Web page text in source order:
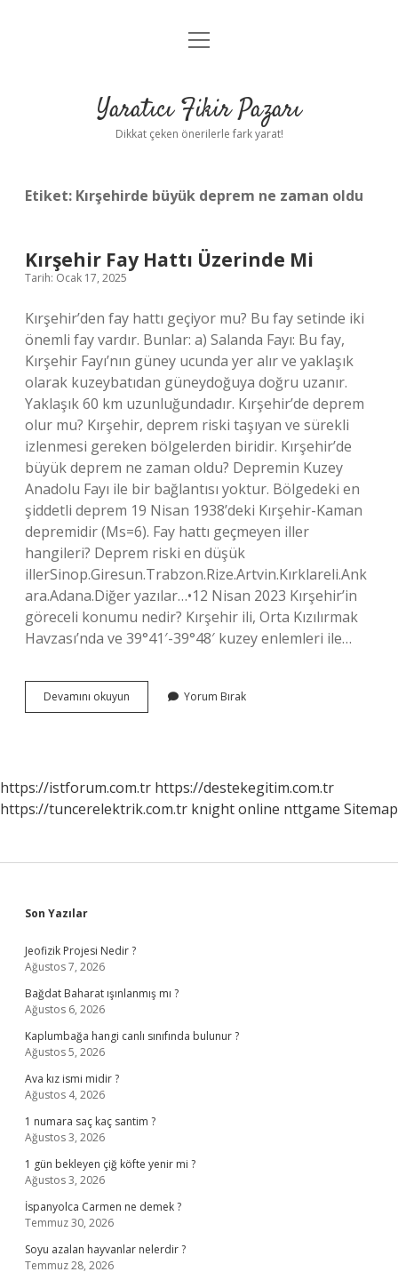
Anasayfa
Yasal Uyarı
menüyü
Yaratıcı Fikir Pazarı
Dikkat çeken önerilerle fark yarat!
Etiket: Kırşehirde büyük deprem ne zaman oldu
Kırşehir Fay Hattı Üzerinde Mi
Tarih: Ocak 17, 2025
Kırşehir’den fay hattı geçiyor mu? Bu fay setinde iki
önemli fay vardır. Bunlar: a) Salanda Fayı: Bu fay,
Kırşehir Fayı’nın güney ucunda yer alır ve yaklaşık
olarak kuzeybatıdan güneydoğuya doğru uzanır.
Yaklaşık 60 km uzunluğundadır. Kırşehir’de deprem
olur mu? Kırşehir, deprem riski taşıyan ve sürekli
izlenmesi gereken bölgelerden biridir. Kırşehir’de
büyük deprem ne zaman oldu? Depremin Kuzey
Anadolu Fayı ile bir bağlantısı yoktur. Bölgedeki en
şiddetli deprem 19 Nisan 1938’deki Kırşehir-Kaman
depremidir (Ms=6). Fay hattı geçmeyen iller
hangileri? Deprem riski en düşük
illerSinop.Giresun.Trabzon.Rize.Artvin.Kırklareli.Ank
ara.Adana.Diğer yazılar…•12 Nisan 2023 Kırşehir’in
göreceli konumu nedir? Kırşehir ili, Orta Kızılırmak
Havzası’nda ve 39°41′-39°48′ kuzey enlemleri ile…
Devamını okuyun
Fay
Yorum Bırak
https://istforum.com.tr https://destekegitim.com.tr
https://tuncerelektrik.com.tr knight online nttgame Sitemap
Sidebar
Son Yazılar
Jeofizik Projesi Nedir ?
Ağustos 7, 2026
Bağdat Baharat ışınlanmış mı ?
Ağustos 6, 2026
Kaplumbağa hangi canlı sınıfında bulunur ?
Ağustos 5, 2026
Ava kız ismi midir ?
Ağustos 4, 2026
1 numara saç kaç santim ?
Ağustos 3, 2026
1 gün bekleyen çiğ köfte yenir mi ?
Ağustos 3, 2026
İspanyolca Carmen ne demek ?
Temmuz 30, 2026
Soyu azalan hayvanlar nelerdir ?
Temmuz 28, 2026